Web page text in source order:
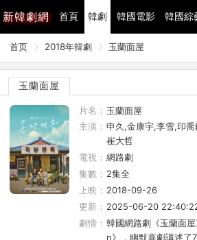
新韓劇網 首頁 韓劇 韓國電影 韓國綜
首页 2018年韓劇 玉蘭面屋
玉蘭面屋
片名： 玉蘭面屋
主演： 申久,金康宇,李雪,印
崔大哲
電視： 網路劇
集數： 2集全
上映： 2018-09-26
更新： 2025-06-20
劇情： 韓國網路劇《玉蘭面
n》，幽默喜劇講述了